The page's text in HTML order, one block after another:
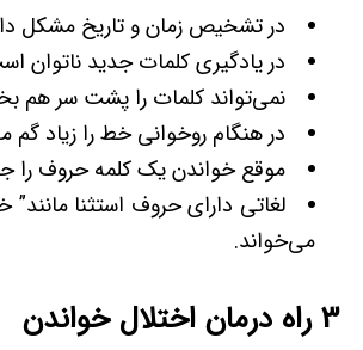
در تشخیص زمان و تاریخ مشکل
در یادگیری کلمات جدید ناتوان
نمی‌تواند کلمات را پشت سر هم
در هنگام روخوانی خط را زیاد گم
موقع خواندن یک کلمه حروف را
لغاتی دارای حروف استثنا مانند”
می‌خواند.
3 راه درمان اختلال خواندن